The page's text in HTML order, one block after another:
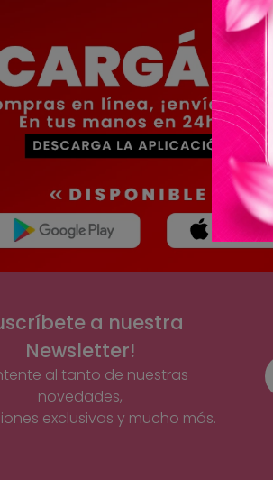
a nuestra
Newsletter!
al tanto de nuestras
novedades,
exclusivas y mucho más.